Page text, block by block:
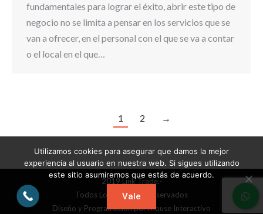
fundamentales para lograr el éxito, abrir este tipo de
negocio no se limita a pensar en los servicios que se
van a ofrecer, en el personal con el que se va a contar
o el local en el que…
1 2 →
2019 Link Trade.-
Todos Los Derechos Reservados
Diseño y Programación porMouse Interactivo
Utilizamos cookies para asegurar que damos la mejor
experiencia al usuario en nuestra web. Si sigues utilizando
este sitio asumiremos que estás de acuerdo.
Vale